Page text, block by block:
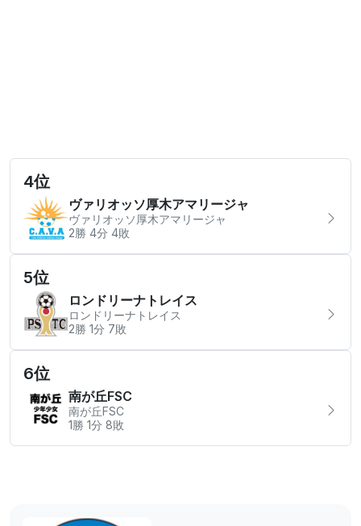
4位
ヴァリオッソ厚木アマリージャ
ヴァリオッソ厚木アマリージャ
2勝 4分 4敗
5位
ロンドリーナトレイス
ロンドリーナトレイス
2勝 1分 7敗
6位
南が丘FSC
南が丘FSC
1勝 1分 8敗